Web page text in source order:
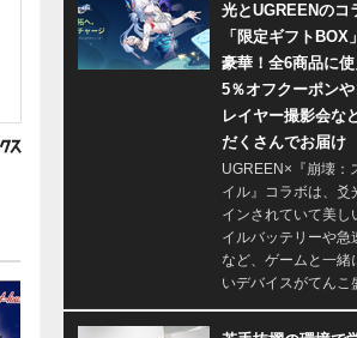
光とUGREENのコ
「限定ギフトBOX
豪華！全6商品に使
5％オフクーポン
レイヤー撮影会な
だくさんでお届け
UGREEN×『崩壊：
イル』コラボは、爻
インされていて美し
イルバッテリーや急
など、ゲームと一緒
いデバイスがてんこ